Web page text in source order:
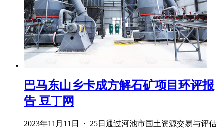
巴马东山乡卡成方解石矿项目环评报
告 豆丁网
2023年11月11日 · 25日通过河池市国土资源交易与评估